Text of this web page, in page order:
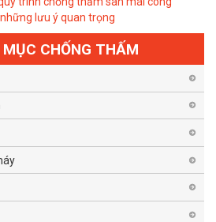
lưu ý quan trọng
MỤC CHỐNG THẤM